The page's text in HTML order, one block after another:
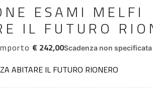
ESAMI MELFI
IL FUTURO
€ 242,00Scadenza non specificata
ABITARE IL FUTURO RIONERO